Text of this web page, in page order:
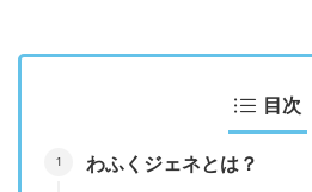
目次
わふくジェネとは？